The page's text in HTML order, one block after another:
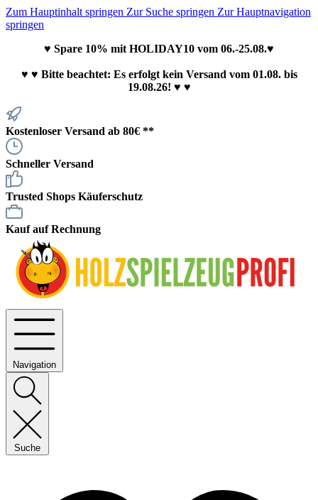
Zum Hauptinhalt springen Zur Suche springen Zur Hauptnavigation
springen
♥ Spare 10% mit HOLIDAY10 vom 06.-25.08.♥
♥ ♥ Bitte beachtet: Es erfolgt kein Versand vom 01.08. bis
19.08.26! ♥ ♥
Kostenloser Versand ab 80€ **
Schneller Versand
Trusted Shops Käuferschutz
Kauf auf Rechnung
Navigation
Suche